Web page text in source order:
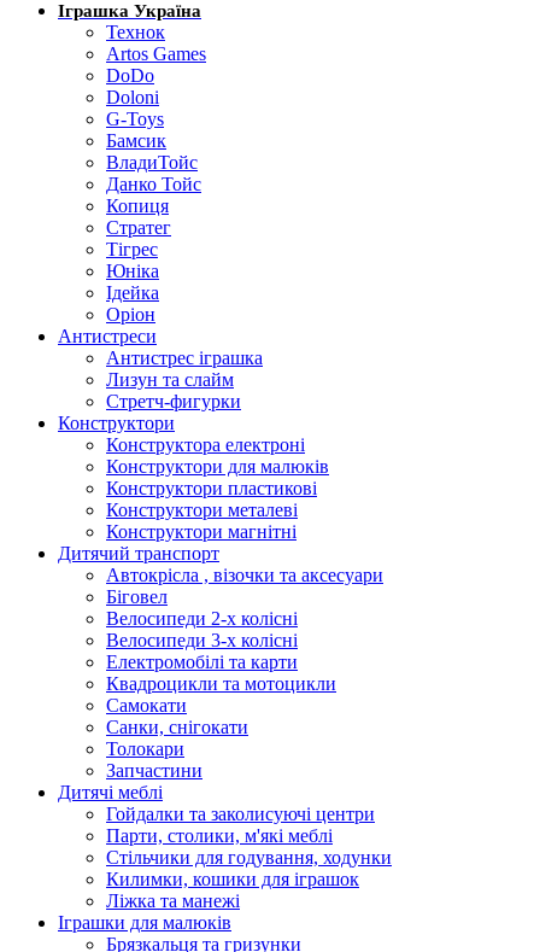
Іграшка Україна
Технок
Artos Games
DoDo
Doloni
G-Toys
Бамсик
ВладиТойс
Данко Тойс
Копиця
Стратег
Тігрес
Юніка
Ідейка
Оріон
Антистреси
Антистрес іграшка
Лизун та слайм
Стретч-фигурки
Конструктори
Конструктора електроні
Конструктори для малюків
Конструктори пластикові
Конструктори металеві
Конструктори магнітні
Дитячий транспорт
Автокрісла , візочки та аксесуари
Біговел
Велосипеди 2-х колісні
Велосипеди 3-х колісні
Електромобілі та карти
Квадроцикли та мотоцикли
Самокати
Санки, снігокати
Толокари
Запчастини
Дитячі меблі
Гойдалки та заколисуючі центри
Парти, столики, м'які меблі
Стільчики для годування, ходунки
Килимки, кошики для іграшок
Ліжка та манежі
Іграшки для малюків
Брязкальця та гризунки